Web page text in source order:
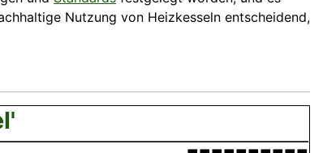
Nutzung von Heizkesseln entscheidend,